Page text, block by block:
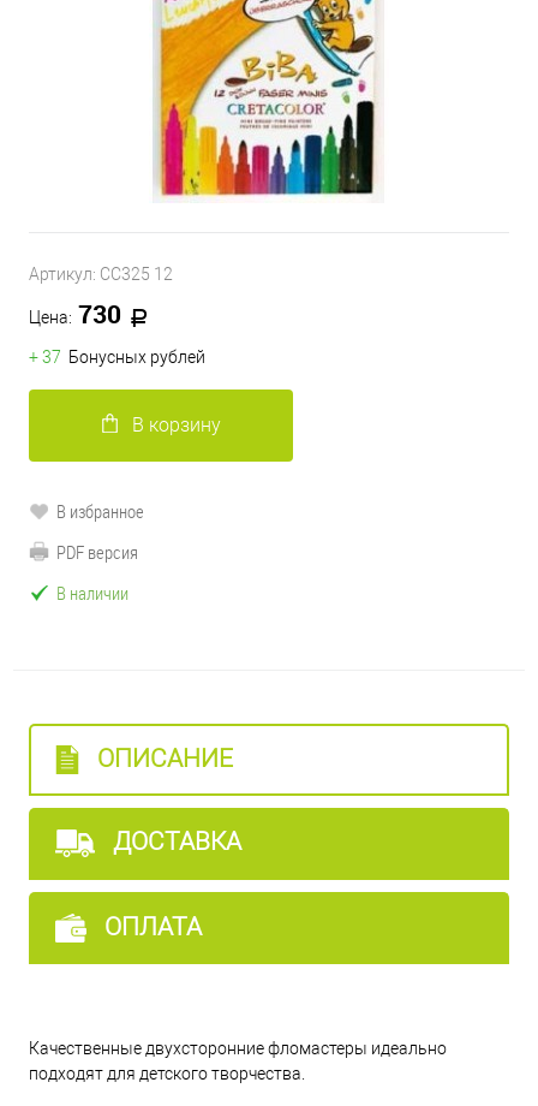
Артикул: CC325 12
Цена: 730
+ 37 Бонусных рублей
В корзину
В избранное
PDF версия
В наличии
ОПИСАНИЕ
ДОСТАВКА
ОПЛАТА
Качественные двухсторонние фломастеры идеально
подходят для детского творчества.